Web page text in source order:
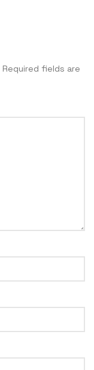
Required fields are